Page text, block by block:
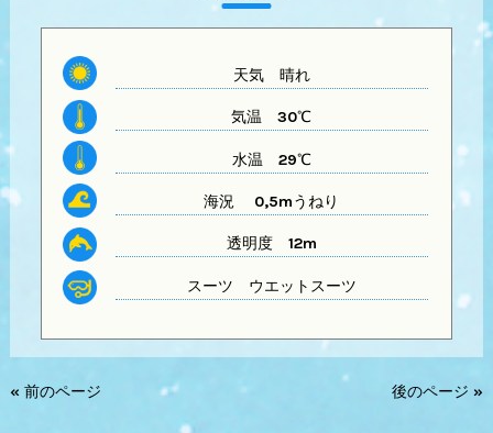
天気晴れ
気温 30℃
水温 29℃
海況 0,5mうねり
透明度12m
スーツ ウエットスーツ
« 前のページ 後のページ »